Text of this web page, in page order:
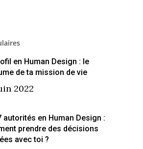
en Human Design : le
de ta mission de vie
2022
autorités en Human Design :
prendre des décisions
avec toi ?